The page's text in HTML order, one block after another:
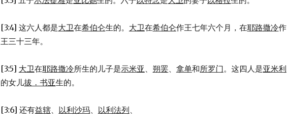
[3:4] 这六人都是大卫在希伯仑生的。 大卫在希伯仑作王七年六个月，在耶路撒冷作
王三十三年。
[3:5] 大卫在耶路撒冷所生的儿子是示米亚 、 朔罢、 拿单和所罗门。这四人是亚米利
的女儿拔．书亚生的。
[3:6] 还有益辖、 以利沙玛、 以利法列、